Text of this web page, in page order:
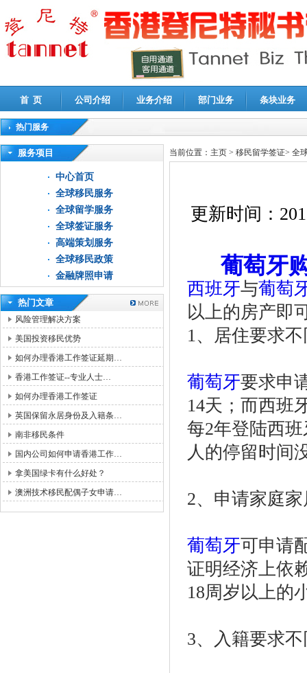
首 页 公司介绍 业务介绍 部门业务 条块业务
热门服务
高新技术企业认定审计|企业所得税汇算清缴申报鉴证
服务项目
中心首页
全球移民服务
全球留学服务
全球签证服务
高端策划服务
全球移民政策
金融牌照申请
热门文章
风险管理解决方案
美国投资移民优势
如何办理香港工作签证延期…
香港工作签证--专业人士…
如何办理香港工作签证
英国保留永居身份及入籍条…
南非移民条件
国内公司如何申请香港工作…
拿美国绿卡有什么好处？
澳洲技术移民配偶子女申请…
当前位置： 主页 > 移民留学签证> 全
更新时间：
葡萄牙
西班牙与葡萄
以上的房产即
1、居住要求不
葡萄牙要求申
14天；而西班
每2年登陆西
人的停留时间
2、申请家庭
葡萄牙可申请
证明经济上依
18周岁以上的
3、入籍要求不